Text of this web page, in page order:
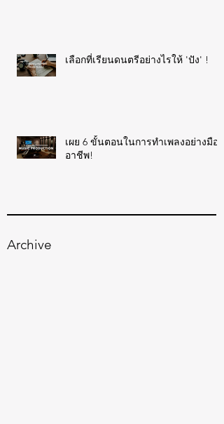
เลือกที่เรียนดนตรีอย่างไรให้ 'ปัง' !
เผย 6 ขั้นตอนในการทำเพลงอย่างมือ
อาชีพ!
Archive